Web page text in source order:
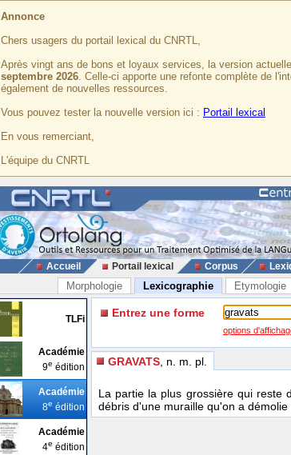
Annonce
Chers usagers du portail lexical du CNRTL,
Après vingt ans de bons et loyaux services, la version
septembre 2026. Celle-ci apporte une refonte complète de
également de nouvelles ressources.
Vous pouvez tester la nouvelle version ici : Portail lexical
En vous remerciant,
L'équipe du CNRTL
Accueil Portail lexical Corpus
Morphologie Lexicographie Etymologie
TLFi
Académie
9e édition
Académie
8e édition
Académie
4e édition
Entrez une forme
options
GRAVATS , n. m. pl.
La partie la plus grossière qui reste
débris d'une muraille qu'on a